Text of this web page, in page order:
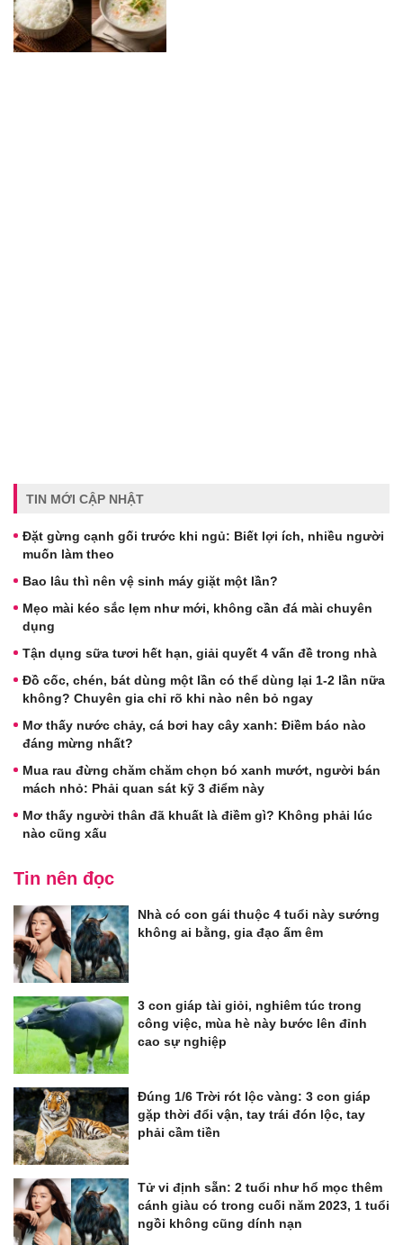
TIN MỚI CẬP NHẬT
Đặt gừng cạnh gối trước khi ngủ: Biết lợi ích, nhiều người
muốn làm theo
Bao lâu thì nên vệ sinh máy giặt một lần?
Mẹo mài kéo sắc lẹm như mới, không cần đá mài chuyên
dụng
Tận dụng sữa tươi hết hạn, giải quyết 4 vấn đề trong nhà
Đồ cốc, chén, bát dùng một lần có thể dùng lại 1-2 lần nữa
không? Chuyên gia chỉ rõ khi nào nên bỏ ngay
Mơ thấy nước chảy, cá bơi hay cây xanh: Điềm báo nào
đáng mừng nhất?
Mua rau đừng chăm chăm chọn bó xanh mướt, người bán
mách nhỏ: Phải quan sát kỹ 3 điểm này
Mơ thấy người thân đã khuất là điềm gì? Không phải lúc
nào cũng xấu
Tin nên đọc
Nhà có con gái thuộc 4 tuổi này sướng
không ai bằng, gia đạo ấm êm
3 con giáp tài giỏi, nghiêm túc trong
công việc, mùa hè này bước lên đỉnh
cao sự nghiệp
Đúng 1/6 Trời rót lộc vàng: 3 con giáp
gặp thời đổi vận, tay trái đón lộc, tay
phải cầm tiền
Tử vi định sẵn: 2 tuổi như hổ mọc thêm
cánh giàu có trong cuối năm 2023, 1 tuổi
ngồi không cũng dính nạn